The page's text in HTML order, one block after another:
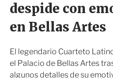
despide con
en Bellas Artes
El legendario Cuarteto
el Palacio de Bellas Artes
algunos detalles de su